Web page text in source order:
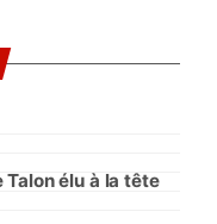
élu à la tête